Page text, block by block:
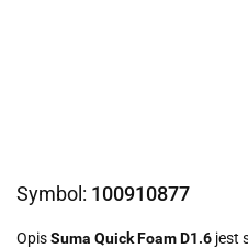
Symbol: 100910877
OpisSuma Quick Foam D1.6 jest